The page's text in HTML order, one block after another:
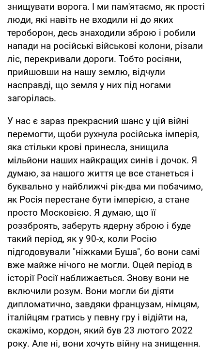
знищувати ворога. І ми пам'ятаємо, як прості
люди, які навіть не входили ні до яких
тероборон, десь знаходили зброю і робили
напади на російські військові колони, різали
ліс, перекривали дороги. Тобто росіяни,
прийшовши на нашу землю, відчули
насправді, що земля у них під ногами
загорілась.
У нас є зараз прекрасний шанс у цій війні
перемогти, щоби рухнула російська імперія,
яка стільки крові принесла, знищила
мільйони наших найкращих синів і дочок. Я
думаю, за нашого життя це все станеться і
буквально у найближчі рік-два ми побачимо,
як Росія перестане бути імперією, а стане
просто Московією. Я думаю, що її
роззброять, заберуть ядерну зброю і буде
такий період, як у 90-х, коли Росію
підгодовували "ніжками Буша", бо вони самі
вже майже нічого не могли. Оцей період в
історії Росії наближається. Знову вони не
включили розум. Вони могли би діяти
дипломатично, завдяки французам, німцям,
італійцям гратись у певну гру і відійти на,
скажімо, кордон, який був 23 лютого 2022
року. Але ні, вони хочуть війну на знищення.